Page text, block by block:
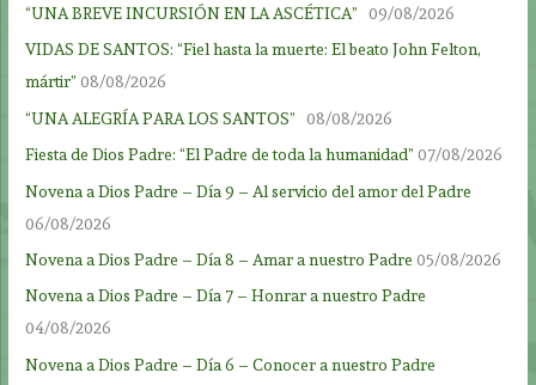
“UNA BREVE INCURSIÓN EN LA ASCÉTICA”
09/08/2026
VIDAS DE SANTOS: “Fiel hasta la muerte: El beato John Felton,
mártir” 08/08/2026
“UNA ALEGRÍA PARA LOS SANTOS”
08/08/2026
Fiesta de Dios Padre: “El Padre de toda la humanidad” 07/08/2026
Novena a Dios Padre – Día 9 – Al servicio del amor del Padre
06/08/2026
Novena a Dios Padre – Día 8 – Amar a nuestro Padre 05/08/2026
Novena a Dios Padre – Día 7 – Honrar a nuestro Padre
04/08/2026
Novena a Dios Padre – Día 6 – Conocer a nuestro Padre